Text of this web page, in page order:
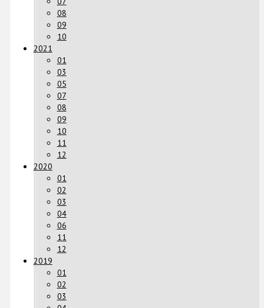
08
09
10
2021
01
03
05
07
08
09
10
11
12
2020
01
02
03
04
06
11
12
2019
01
02
03